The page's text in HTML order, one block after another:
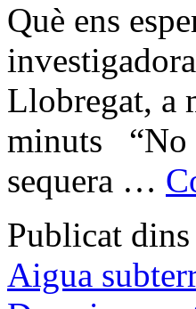
Què ens
Llobregat, a
minuts “No
sequera …
Publicat dins
Aigua